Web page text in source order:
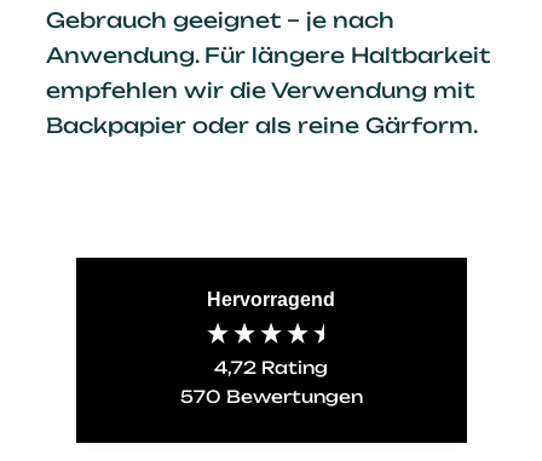
Gebrauch geeignet – je nach
Anwendung. Für längere Haltbarkeit
empfehlen wir die Verwendung mit
Backpapier oder als reine Gärform.
Hervorragend
4,72 Rating
570 Bewertungen